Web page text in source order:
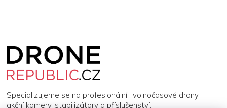
Specializujeme se na profesionální i volnočasové drony,
akční kamery, stabilizátory a příslušenství.